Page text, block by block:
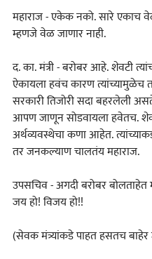
महाराज - एकेक नको. सारे एकाच
म्हणजे वेळ जाणार नाही.
द. का. मंत्री - बरोबर आहे. शेवटी
ऐकायला हवंच कारण त्यांच्यामुळेच
सरकारी तिजोरी सदा बहरलेली असते.
आपण जाणून सोडवायला हवेतच.
अर्थव्यवस्थेचा कणा आहेत.
तर जनकल्याण चालतंय महाराज.
उपसचिव - अगदी बरोबर बोलताहेत
जय हो! विजय हो!!
(सेवक मंत्र्यांकडे पाहत हसतच बाहेर